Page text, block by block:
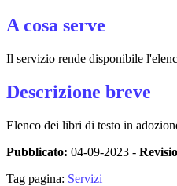
A cosa serve
Il servizio rende disponibile
Descrizione breve
Elenco dei libri di testo in
Pubblicato: 04-09-2023 -
Tag pagina: Servizi